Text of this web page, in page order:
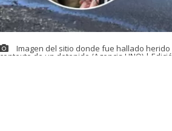
Imagen del sitio donde fue hallado
contexto de un detenido (Agencia UNO) |